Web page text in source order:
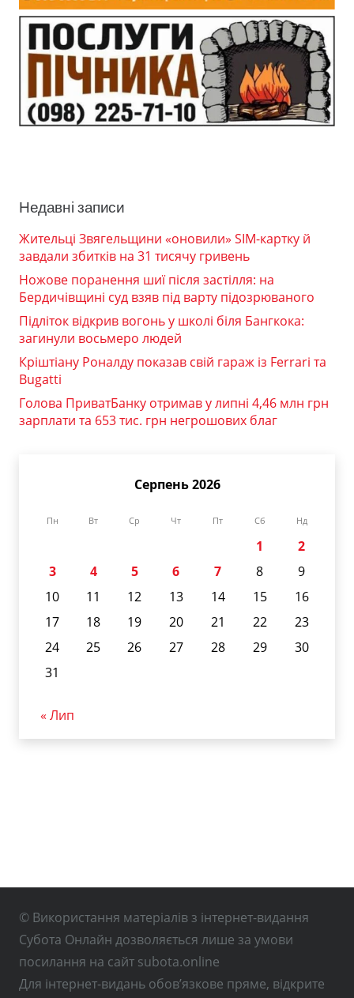
Недавні записи
Жительці Звягельщини «оновили» SIM-картку й
завдали збитків на 31 тисячу гривень
Ножове поранення шиї після застілля: на
Бердичівщині суд взяв під варту підозрюваного
Підліток відкрив вогонь у школі біля Бангкока:
загинули восьмеро людей
Кріштіану Роналду показав свій гараж із Ferrari та
Bugatti
Голова ПриватБанку отримав у липні 4,46 млн грн
зарплати та 653 тис. грн негрошових благ
Серпень 2026
Пн Вт Ср Чт Пт Сб Нд
1
2
3
4 5 6 7 8
9
10
11 12 13 14 15
16
17
18 19 20 21 22
23
24
25 26 27 28 29
30
31
« Лип
© Використання матеріалів з інтернет-видання
Субота Онлайн дозволяється лише за умови
посилання на сайт subota.online
Для інтернет-видань обов’язкове пряме, відкрите